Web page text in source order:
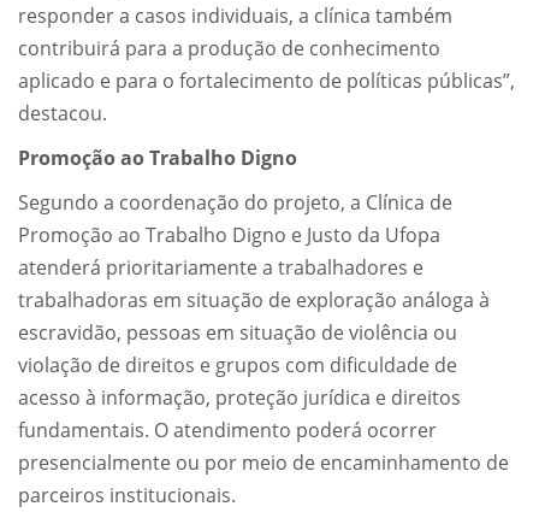
responder a casos individuais, a clínica também
contribuirá para a produção de conhecimento
aplicado e para o fortalecimento de políticas públicas”,
destacou.
Promoção ao Trabalho Digno
Segundo a coordenação do projeto, a Clínica de
Promoção ao Trabalho Digno e Justo da Ufopa
atenderá prioritariamente a trabalhadores e
trabalhadoras em situação de exploração análoga à
escravidão, pessoas em situação de violência ou
violação de direitos e grupos com dificuldade de
acesso à informação, proteção jurídica e direitos
fundamentais. O atendimento poderá ocorrer
presencialmente ou por meio de encaminhamento de
parceiros institucionais.